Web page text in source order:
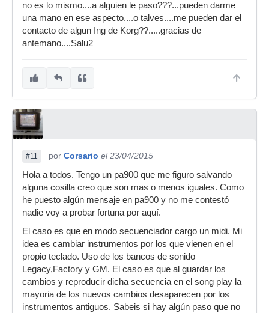
no es lo mismo....a alguien le paso???...pueden darme
una mano en ese aspecto....o talves....me pueden dar el
contacto de algun Ing de Korg??.....gracias de
antemano....Salu2
#11 por Corsario el 23/04/2015
Hola a todos. Tengo un pa900 que me figuro salvando
alguna cosilla creo que son mas o menos iguales. Como
he puesto algún mensaje en pa900 y no me contestó
nadie voy a probar fortuna por aquí.
El caso es que en modo secuenciador cargo un midi. Mi
idea es cambiar instrumentos por los que vienen en el
propio teclado. Uso de los bancos de sonido
Legacy,Factory y GM. El caso es que al guardar los
cambios y reproducir dicha secuencia en el song play la
mayoria de los nuevos cambios desaparecen por los
instrumentos antiguos. Sabeis si hay algún paso que no